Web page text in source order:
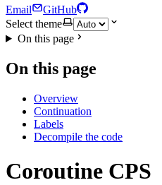
Email
GitHub
Select theme
On this page
On this page
Overview
Continuation
Labels
Decompile the code
Coroutine CPS